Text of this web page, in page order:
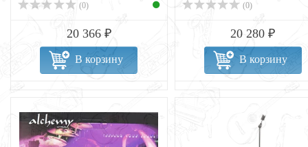
(0)
20 366 ₽
В корзину
(0)
20 280 ₽
В корзину